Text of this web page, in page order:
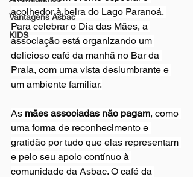
Vantagens Asbac
KIDS
acolhedor à beira do Lago Paranoá.
Para celebrar o Dia das Mães, a
associação está organizando um
delicioso café da manhã no Bar da
Praia, com uma vista deslumbrante e
um ambiente familiar.
As mães associadas não pagam, como
uma forma de reconhecimento e
gratidão por tudo que elas representam
e pelo seu apoio contínuo à
comunidade da Asbac. O café da